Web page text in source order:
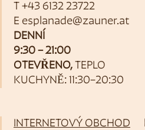
T +43 6132 23722
E esplanade@zauner.at
DENNÍ
9:30 – 21:00
OTEVŘENO, TEPLO
KUCHYNĚ: 11:30–20:30
INTERNETOVÝ OBCHOD